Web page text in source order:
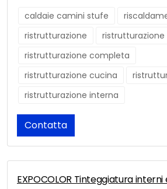
caldaie camini stufe
ristrutturazione
ristrutturazione
ristrutturazione completa
ristrutturazione cucina
ristrutturazione interna
Contatta
EXPOCOLOR Tinteggiatura